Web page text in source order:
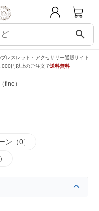
search
レスレット・アクセサリー通販サイト
円以上のご注文で送料無料
fine）
ン（0）